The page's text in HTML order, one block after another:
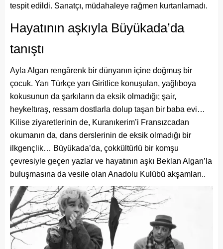
tespit edildi. Sanatçı, müdahaleye rağmen kurtarılamadı.
Hayatının aşkıyla Büyükada’da
tanıştı
Ayla Algan rengârenk bir dünyanın içine doğmuş bir
çocuk. Yarı Türkçe yarı Giritlice konuşulan, yağlıboya
kokusunun da şarkıların da eksik olmadığı; şair,
heykeltıraş, ressam dostlarla dolup taşan bir baba evi…
Kilise ziyaretlerinin de, Kuranıkerim’i Fransızcadan
okumanın da, dans derslerinin de eksik olmadığı bir
ilkgençlik… Büyükada’da, çokkültürlü bir komşu
çevresiyle geçen yazlar ve hayatının aşkı Beklan Algan’la
buluşmasına da vesile olan Anadolu Kulübü akşamları..